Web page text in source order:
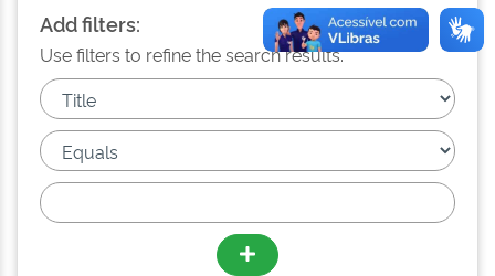
Add filters:
Use filters to refine the search results.